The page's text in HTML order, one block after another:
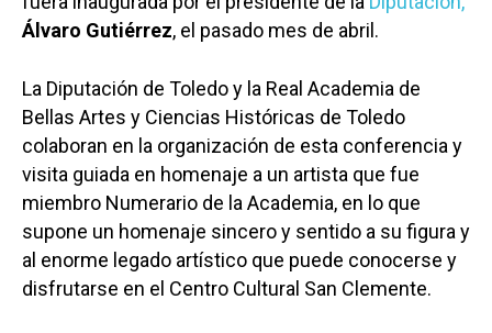
Álvaro Gutiérrez, el pasado mes de abril.
La Diputación de Toledo y la Real Academia de
Bellas Artes y Ciencias Históricas de Toledo
colaboran en la organización de esta conferencia y
visita guiada en homenaje a un artista que fue
miembro Numerario de la Academia, en lo que
supone un homenaje sincero y sentido a su figura y
al enorme legado artístico que puede conocerse y
disfrutarse en el Centro Cultural San Clemente.